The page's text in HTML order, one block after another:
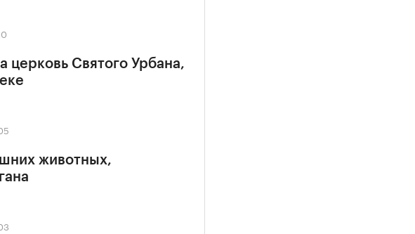
церковь Святого Урбана,
животных,